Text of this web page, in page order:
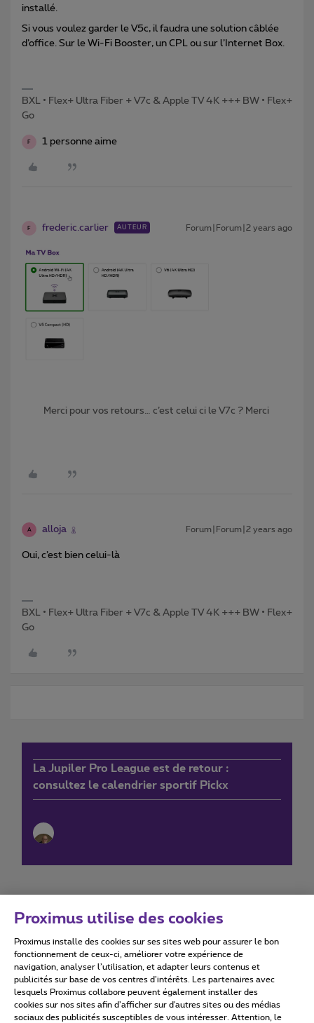
installé.
Si vous voulez garder le V5c, il faudra une solution câblée
d’office. Sur le Wi-Fi Booster, un CPL ou sur l’Internet Box.
BXL • Flex+ Ultra Fiber + V7c & Apple TV 4K +++ BW • Flex+
Go
F 1 personne aime
F frederic.carlier AUTEUR Forum|Forum|2 years ago
Merci pour vos retours… c’est celui ci le V7c ? Merci
A alloja Forum|Forum|2 years ago
Oui, c’est bien celui-là
BXL • Flex+ Ultra Fiber + V7c & Apple TV 4K +++ BW • Flex+
Go
La Jupiler Pro League est de retour :
consultez le calendrier sportif Pickx
Conditions d'utilisation Accessibility statement
Proximus utilise des cookies
Proximus installe des cookies sur ses sites web pour assurer le bon
fonctionnement de ceux-ci, améliorer votre expérience de
navigation, analyser l’utilisation, et adapter leurs contenus et
publicités sur base de vos centres d’intérêts. Les partenaires avec
lesquels Proximus collabore peuvent également installer des
cookies sur nos sites afin d’afficher sur d'autres sites ou des médias
sociaux des publicités susceptibles de vous intéresser. Attention, le